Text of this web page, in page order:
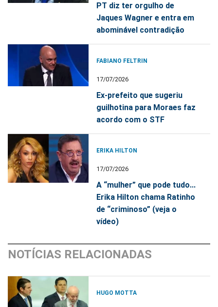
PT diz ter orgulho de
Jaques Wagner e entra em
abominável contradição
FABIANO FELTRIN
17/07/2026
Ex-prefeito que sugeriu
guilhotina para Moraes faz
acordo com o STF
ERIKA HILTON
17/07/2026
A “mulher” que pode tudo...
Erika Hilton chama Ratinho
de “criminoso” (veja o
vídeo)
NOTÍCIAS RELACIONADAS
HUGO MOTTA